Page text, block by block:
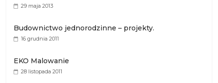
29 maja 2013
Budownictwo jednorodzinne – projekty.
16 grudnia 2011
EKO Malowanie
28 listopada 2011